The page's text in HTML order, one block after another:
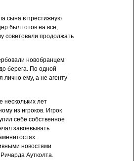
сына в престижную
был готов на все,
советовали продолжать
новобранцем
берега. По одной
лично ему, а не агенту-
лет
из игроков. Игрок
себе собственное
завоевывать
новостями
Аутколта.